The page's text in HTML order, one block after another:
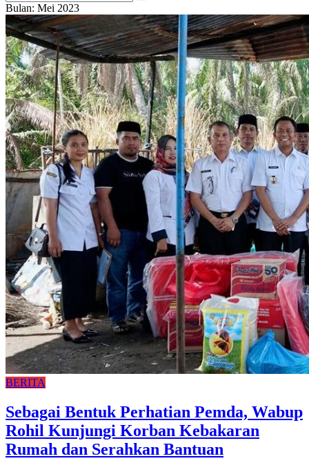
Bulan: Mei 2023
BERITA
Sebagai Bentuk Perhatian Pemda, Wabup
Rohil Kunjungi Korban Kebakaran
Rumah dan Serahkan Bantuan